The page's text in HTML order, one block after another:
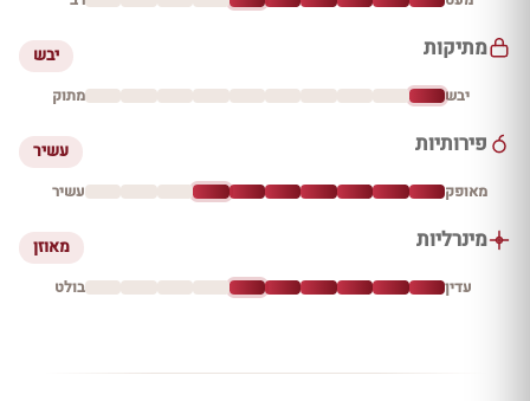
מתיקות יבש
יבש מתוק
פירותיות עשיר
מאופק עשיר
מינרליות מאוזן
עדין בולט